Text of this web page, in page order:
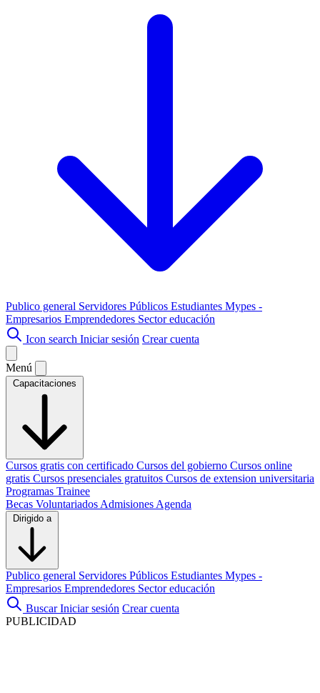
Publico general Servidores Públicos Estudiantes Mypes -
Empresarios Emprendedores Sector educación
Icon search Iniciar sesión Crear cuenta
Menú
Capacitaciones
Cursos gratis con certificado Cursos del gobierno Cursos online
gratis Cursos presenciales gratuitos Cursos de extension universitaria
Programas Trainee
Becas Voluntariados Admisiones Agenda
Dirigido a
Publico general Servidores Públicos Estudiantes Mypes -
Empresarios Emprendedores Sector educación
Buscar Iniciar sesión Crear cuenta
PUBLICIDAD